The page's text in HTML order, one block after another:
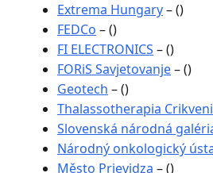
Extrema Hungary– ()
FEDCo – ()
FI ELECTRONICS – ()
FORiS Savjetovanje– ()
Geotech – ()
Thalassotherapia
Slovenská národná
Národný onkologický
Město Prievidza – ()